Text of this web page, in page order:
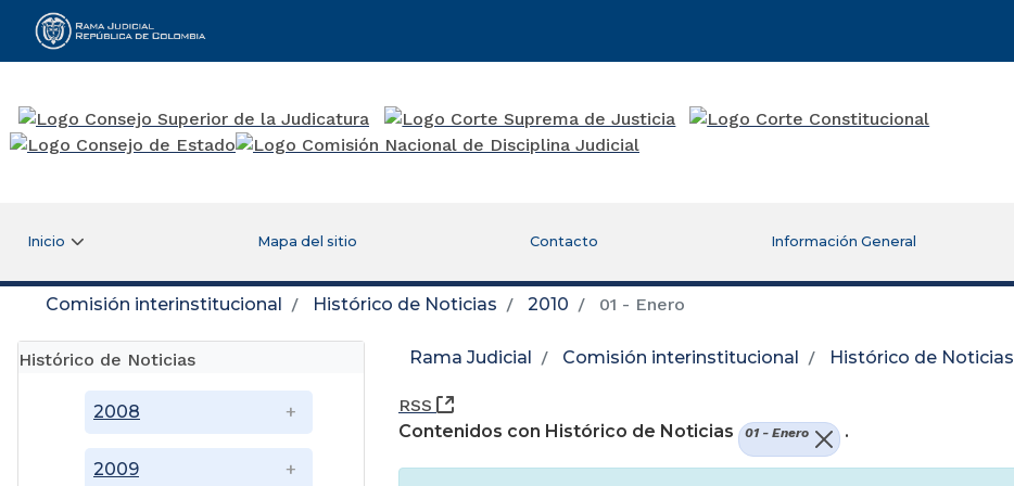
Rama Judicial
Inicio Mapa del sitio Contacto Información General
Comisión interinstitucional Histórico de Noticias 2010 01 - Enero
Histórico de Noticias
2008
2009
Rama Judicial Comisión interinstitucional Histórico de Noticias
RSS
(Abre una nueva ventana)
Contenidos con Histórico de Noticias
01 - Enero .